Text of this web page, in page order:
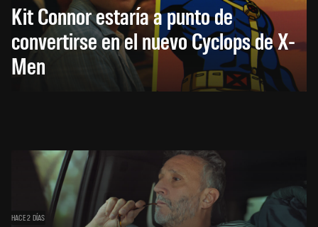
Kit Connor estaría a punto de
convertirse en el nuevo Cyclops de X-
Men
HACE 2 DÍAS